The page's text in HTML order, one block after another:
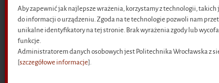
Aby zapewnić jak najlepsze wrażenia, korzystamy z technologii,
do informacji o urządzeniu. Zgoda na te technologie pozwoli nam
unikalne identyfikatory na tej stronie. Brak wyrażenia zgody lub
funkcje.
Administratorem danych osobowych jest Politechnika Wrocławska z
[szczegółowe informacje].